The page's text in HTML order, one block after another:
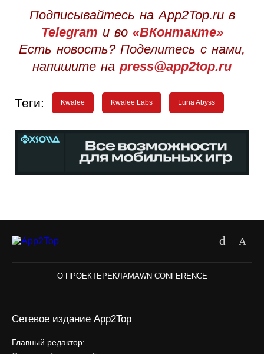
Подписывайтесь на App2Top.ru в
Telegram и во «ВКонтакте»
Есть новость? Поделитесь с нами,
напишите на press@app2top.ru
Теги: Kwalee Kwalee Labs Luna Abyss
О ПРОЕКТЕРЕКЛАМАWN CONFERENCE
Сетевое издание App2Top
Главный редактор: